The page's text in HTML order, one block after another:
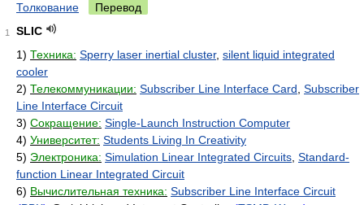
Толкование Перевод
1
SLIC
1) Техника: Sperry laser inertial cluster, silent liquid integrated
cooler
2) Телекоммуникации: Subscriber Line Interface Card Subscriber
Line Interface Circuit
3) Сокращение: Single-Launch Instruction Computer
4) Университет: Students Living In Creativity
5) Электроника: Simulation Linear Integrated Circuits Standard-
function Linear Integrated Circuit
6) Вычислительная техника: Subscriber Line Interface Circuit